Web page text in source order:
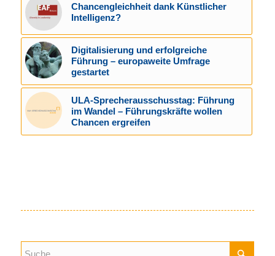
Chancengleichheit dank Künstlicher
Intelligenz?
Digitalisierung und erfolgreiche
Führung – europaweite Umfrage
gestartet
ULA-Sprecherausschusstag: Führung
im Wandel – Führungskräfte wollen
Chancen ergreifen